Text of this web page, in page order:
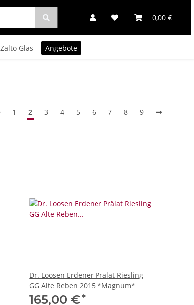
0,00 €
Zalto Glas Angebote
1 2 3 4 5 6 7 8 9
Dr. Loosen Erdener Prälat Riesling
GG Alte Reben 2015 *Magnum*
165,00 €*